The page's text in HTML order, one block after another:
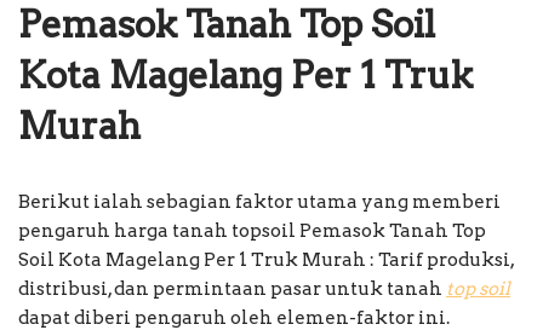
Pemasok Tanah Top Soil
Kota Magelang Per 1 Truk
Murah
Berikut ialah sebagian faktor utama yang memberi
pengaruh harga tanah topsoil Pemasok Tanah Top
Soil Kota Magelang Per 1 Truk Murah : Tarif produksi,
distribusi, dan permintaan pasar untuk tanah top soil
dapat diberi pengaruh oleh elemen-faktor ini.